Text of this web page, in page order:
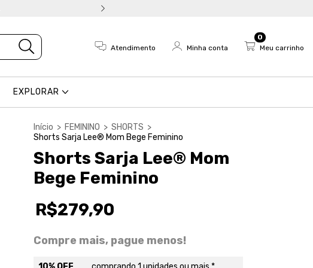
Atendimento Minha conta Meu carrinho
0
EXPLORAR
Início > FEMININO > SHORTS >
Shorts Sarja Lee® Mom Bege Feminino
Shorts Sarja Lee® Mom
Bege Feminino
R$279,90
Compre mais, pague menos!